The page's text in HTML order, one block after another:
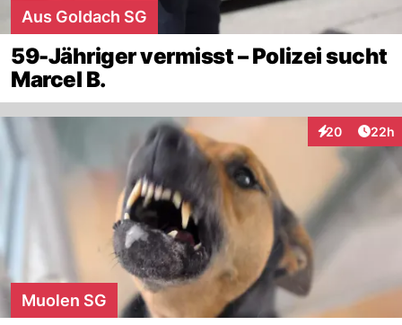
Aus Goldach SG
59-Jähriger vermisst – Polizei sucht
Marcel B.
20
Interaktionen
22h
Muolen SG